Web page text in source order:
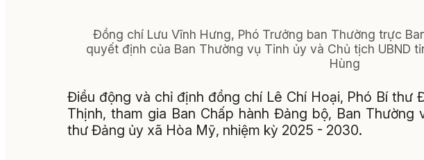
Đồng chí Lưu Vĩnh Hưng, Phó Trưởng ban Thường trực
quyết định của Ban Thường vụ Tỉnh ủy và Chủ tịch UBND
Hùng
Điều động và chỉ định đồng chí Lê Chí Hoại, Phó Bí thư
Thịnh, tham gia Ban Chấp hành Đảng bộ, Ban
thư Đảng ủy xã Hòa Mỹ, nhiệm kỳ 2025 - 2030.